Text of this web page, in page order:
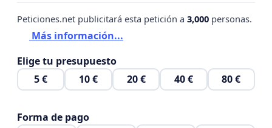
Peticiones.net publicitará esta petición a 3,000 personas.
Más información...
Elige tu presupuesto
5 €
10 € 20 € 40 € 80 €
Forma de pago